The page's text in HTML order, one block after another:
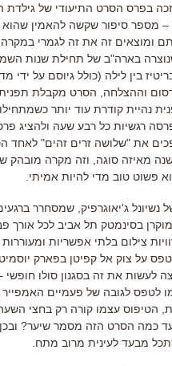
זכה בפרס הסרט התיעודי של גילדת
– מספר סיפור שקשה להאמין
ומוצאים זה את זה לגמרי במקרה
בארה"ב של תחילת שנות
בין לילה (כולל גיוסם על ידי
וההצלחה הסרט מקבלת
נהיית קודרת עוד יותר
רגשיות כל רבע שעה ולהציג
את "שלושה זרים זהים" לאחד
מאיזה סוגה
וזה מקרה מובהק
פשוט טוב מדי להיות אמיתי
נשיונל ג'יאוגרפיק שמסחרר
בסינמטק תל אביב לכל אורך
צילום בלתי אפשריות
על צוק אל קפיטן בפארק
לעשות את זה בסגנון סולו חופשי
לטפס לגובה של פעמיים האמפייר
הטיפוס עצמו קורה רק בחצי
כמה הסרט הזה מסמר שיער? ובכן
מבעד לעינית מרוב מתח